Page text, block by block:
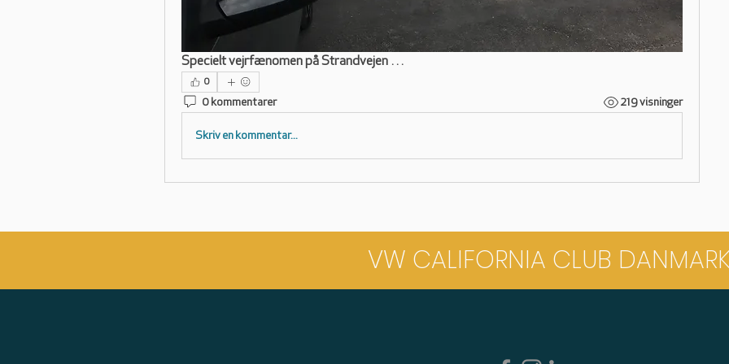
Specielt vejrfænomen på Strandvejen …
0
0 kommentarer 219 visninger
Skriv en kommentar...
VW CALIFORNIA CLUB